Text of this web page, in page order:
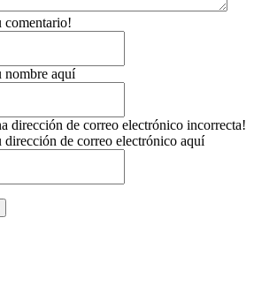
comentario!
nombre aquí
dirección de correo electrónico incorrecta!
dirección de correo electrónico aquí